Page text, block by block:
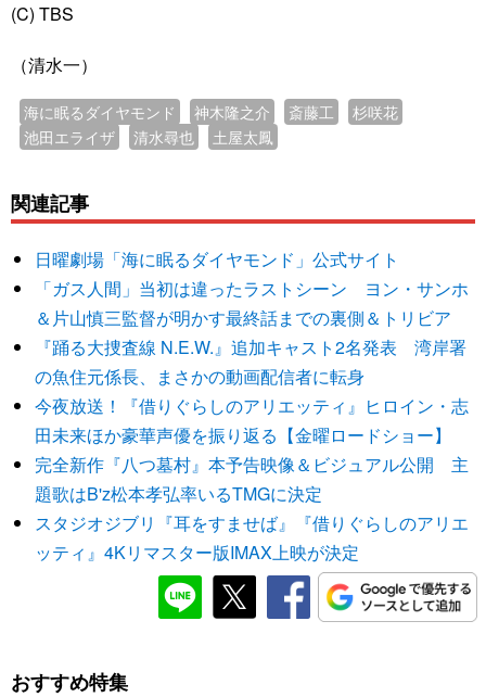
(C) TBS
（清水一）
海に眠るダイヤモンド 神木隆之介 斎藤工
杉咲花
池田エライザ
清水尋也 土屋太鳳
関連記事
日曜劇場「海に眠るダイヤモンド」公式サイト
「ガス人間」当初は違ったラストシーン ヨン・サンホ
＆片山慎三監督が明かす最終話までの裏側＆トリビア
『踊る大捜査線 N.E.W.』追加キャスト2名発表 湾岸署
の魚住元係長、まさかの動画配信者に転身
今夜放送！『借りぐらしのアリエッティ』ヒロイン・志
田未来ほか豪華声優を振り返る【金曜ロードショー】
完全新作『八つ墓村』本予告映像＆ビジュアル公開 主
題歌はB'z松本孝弘率いるTMGに決定
スタジオジブリ『耳をすませば』『借りぐらしのアリエ
ッティ』4Kリマスター版IMAX上映が決定
おすすめ特集